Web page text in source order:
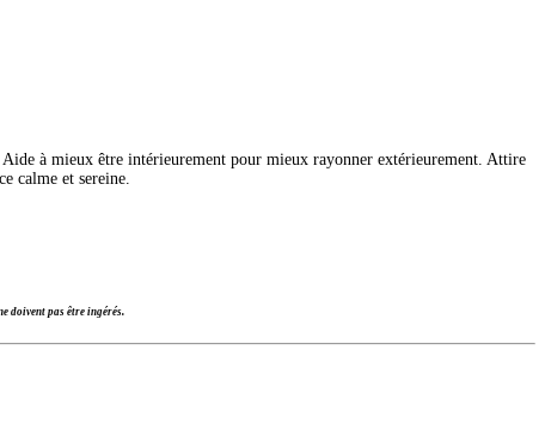
à mieux être intérieurement pour mieux rayonner extérieurement. Attire
calme et sereine.
doivent pas être ingérés.